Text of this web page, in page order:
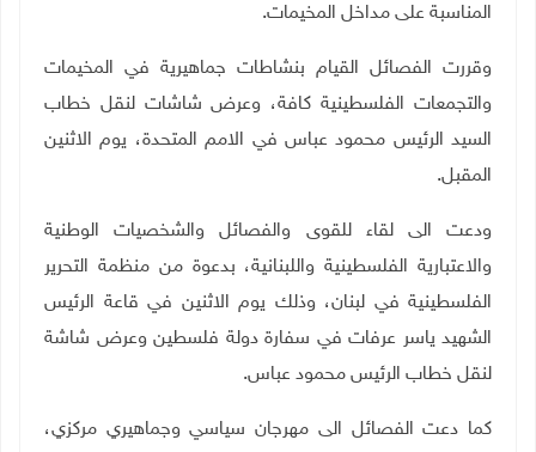
المناسبة على مداخل المخيمات.
وقررت الفصائل القيام بنشاطات جماهيرية في المخيمات
والتجمعات الفلسطينية كافة، وعرض شاشات لنقل خطاب
السيد الرئيس محمود عباس في الامم المتحدة، يوم الاثنين
المقبل.
ودعت الى لقاء للقوى والفصائل والشخصيات الوطنية
والاعتبارية الفلسطينية واللبنانية، بدعوة من منظمة التحرير
الفلسطينية في لبنان، وذلك يوم الاثنين في قاعة الرئيس
الشهيد ياسر عرفات في سفارة دولة فلسطين وعرض شاشة
لنقل خطاب الرئيس محمود عباس.
كما دعت الفصائل الى مهرجان سياسي وجماهيري مركزي،